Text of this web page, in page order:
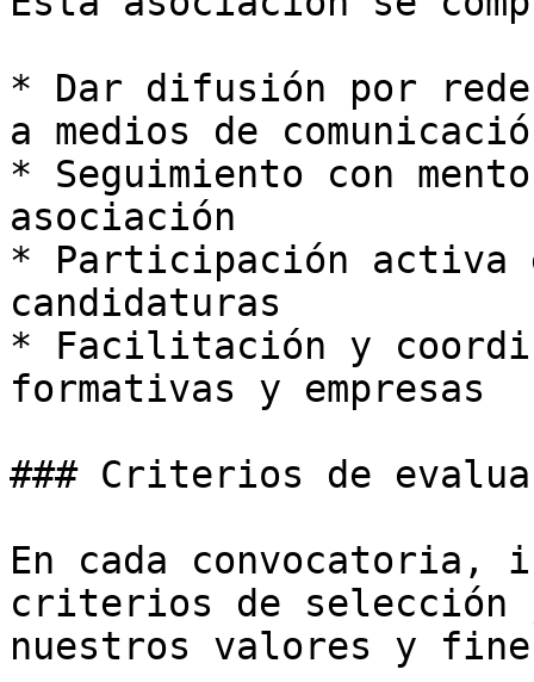
* Dar difusión por
a medios de
* Seguimiento con
asociación
* Participación activa
candidaturas
* Facilitación y
formativas y empresas
### Criterios de
En cada convocatoria,
criterios de selección
nuestros valores y